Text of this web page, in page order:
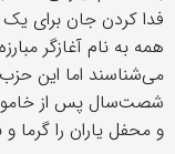
فدا کردن جان برای
همه به نام آغازگر
می‌شناسند اما این
شصت‌سال پس از
و محفل یاران را گرما